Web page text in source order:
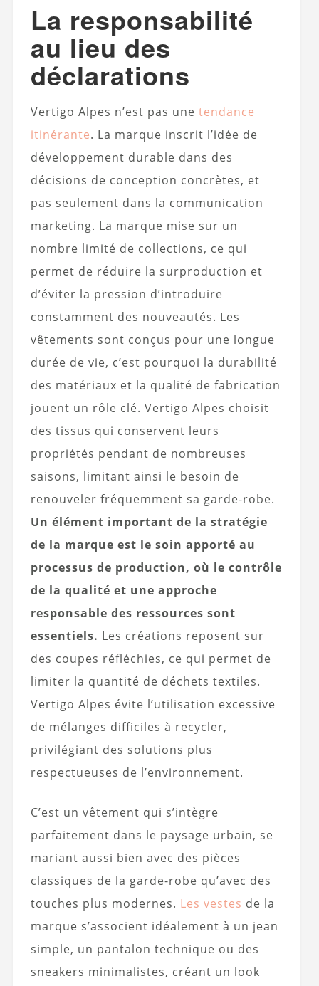
La responsabilité
au lieu des
déclarations
Vertigo Alpes n’est pas une tendance
itinérante. La marque inscrit l’idée de
développement durable dans des
décisions de conception concrètes, et
pas seulement dans la communication
marketing. La marque mise sur un
nombre limité de collections, ce qui
permet de réduire la surproduction et
d’éviter la pression d’introduire
constamment des nouveautés. Les
vêtements sont conçus pour une longue
durée de vie, c’est pourquoi la durabilité
des matériaux et la qualité de fabrication
jouent un rôle clé. Vertigo Alpes choisit
des tissus qui conservent leurs
propriétés pendant de nombreuses
saisons, limitant ainsi le besoin de
renouveler fréquemment sa garde-robe.
Un élément important de la stratégie
de la marque est le soin apporté au
processus de production, où le contrôle
de la qualité et une approche
responsable des ressources sont
essentiels. Les créations reposent sur
des coupes réfléchies, ce qui permet de
limiter la quantité de déchets textiles.
Vertigo Alpes évite l’utilisation excessive
de mélanges difficiles à recycler,
privilégiant des solutions plus
respectueuses de l’environnement.
C’est un vêtement qui s’intègre
parfaitement dans le paysage urbain, se
mariant aussi bien avec des pièces
classiques de la garde-robe qu’avec des
touches plus modernes. Les vestes de la
marque s’associent idéalement à un jean
simple, un pantalon technique ou des
sneakers minimalistes, créant un look